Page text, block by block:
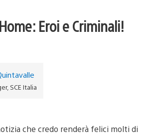
Eroi e Criminali!
SCE Italia
che credo renderà felici molti di